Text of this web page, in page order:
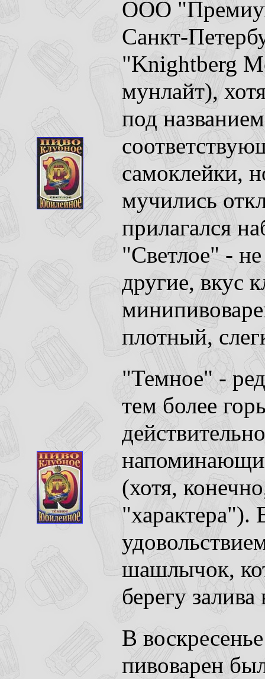
ООО
Санкт-
"Knightberg
мунлайт),
под
самоклейки,
мучились
прилагался
"Светлое" - не
другие, вкус
плотный,
"Темное" -
тем более
(хотя,
"характера").
шашлычок,
берегу
В
пивоварен